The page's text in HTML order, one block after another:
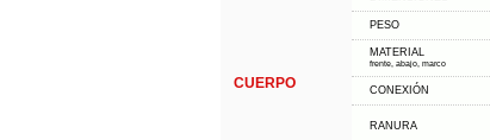
CUERPO
PESO
MATERIAL
frente, abajo, marco
CONEXIÓN
RANURA